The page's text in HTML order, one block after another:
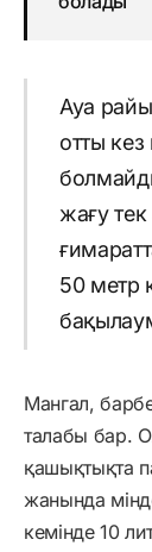
Ауа
отты
жағу
50 метр
Мангал,
талабы бар.
қашықтықта
жанында
кемінде 10